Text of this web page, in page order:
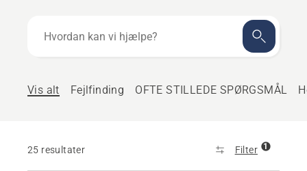
kan
Vis alt
Fejlfinding OFTE STILLEDE SPØRGSMÅL
25 resultater Filter 1